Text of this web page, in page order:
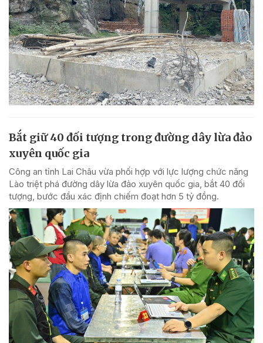
Bắt giữ 40 đối tượng trong đường dây lừa đảo
xuyên quốc gia
Công an tỉnh Lai Châu vừa phối hợp với lực lượng chức năng
Lào triệt phá đường dây lừa đảo xuyên quốc gia, bắt 40 đối
tượng, bước đầu xác định chiếm đoạt hơn 5 tỷ đồng.